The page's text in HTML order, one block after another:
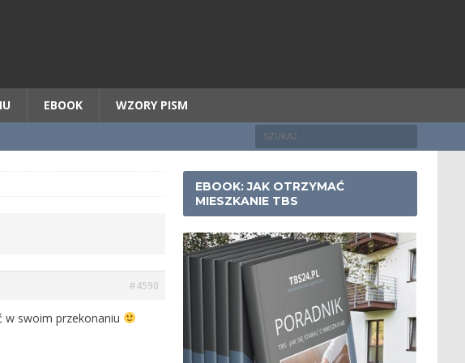
EBOOK WZORY PISM
#4590
w swoim przekonaniu
EBOOK: JAK OTRZYMAĆ
MIESZKANIE TBS